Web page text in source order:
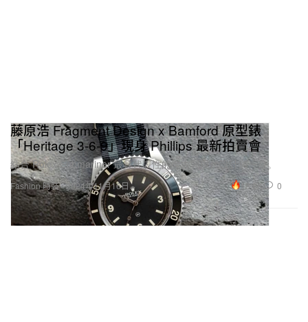
Fashion 時裝
藤原浩 Fragment Design x Bamford 原型錶
「Heritage 3-6-9」現身 Phillips 最新拍賣會
結合 Rolex Submariner 最具代表性的復古與現代設計於一身。
2024年11月16日 18.8K 0